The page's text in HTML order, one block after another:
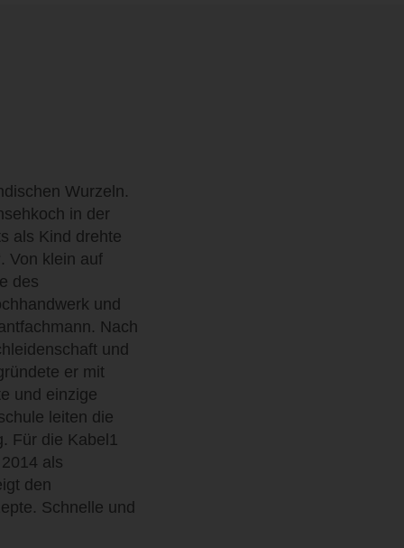
Wurzeln.
in der
als Kind drehte
Von klein auf
des
und
Nach
und
er mit
und einzige
leiten die
Für die Kabel1
als
den
Schnelle und